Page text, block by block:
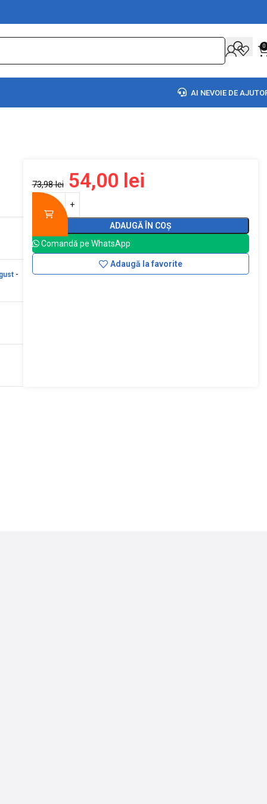
0
AI NEVOIE DE
-
73,98lei 54,00 lei
ADAUGĂ ÎN COȘ
Comandă pe WhatsApp
Adaugă la favorite